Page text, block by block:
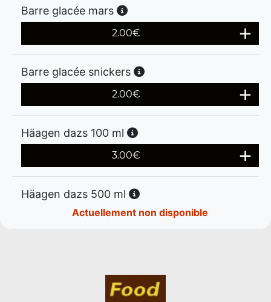
Barre glacée mars
2.00€
Barre glacée snickers
2.00€
Häagen dazs 100 ml
3.00€
Häagen dazs 500 ml
Actuellement non disponible